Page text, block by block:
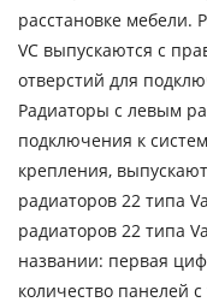
расстановке
VC выпускаются с
отверстий для
Радиаторы с левым
подключения к
крепления,
радиаторов 22 типа
радиаторов 22 типа
названии: первая
количество панелей